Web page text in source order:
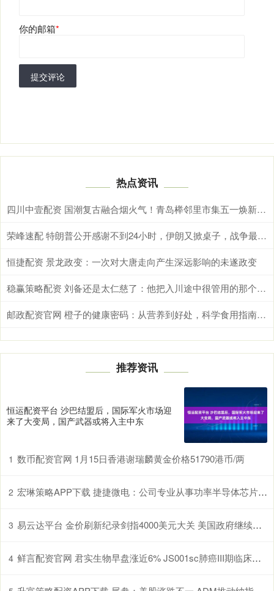
你的邮箱*
提交评论
热点资讯
四川中壹配资 国潮复古融合烟火气！青岛榉邻里市集五一焕新开业，解锁老城文旅新体验
荣峰速配 特朗普公开感谢不到24小时，伊朗又掀桌子，战争最大赢家出现了？
恒捷配资 景龙政变：一次对大唐走向产生深远影响的未遂政变
稳赢策略配资 刘备还是太仁慈了：他把入川途中很管用的那个绝招再用一次，关羽在襄樊还会众叛亲离一败涂地吗？
邮政配资官网 橙子的健康密码：从营养到好处，科学食用指南全解析
推荐资讯
恒运配资平台 沙巴结盟后，国际军火市场迎
来了大变局，国产武器或将入主中东
1 数币配资官网 1月15日香港谢瑞麟黄金价格51790港币/两
2 宏琳策略APP下载 捷捷微电：公司专业从事功率半导体芯片和器件的研发、设计、生产和销售
3 易云达平台 金价刷新纪录剑指4000美元大关 美国政府继续停摆
4 鲜言配资官网 君实生物早盘涨近6% JS001sc肺癌III期临床达主要终点